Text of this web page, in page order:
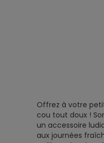
Offrez à votre
cou tout doux !
un accessoire
aux journées